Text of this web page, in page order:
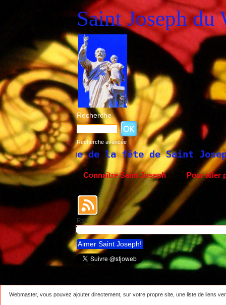
Saint Joseph du
Recherche
Recherche avancée
de la fête de Saint Joseph du
Connaître Saint Joseph Pour aller
Rss
Aimer Saint Joseph!
Webmaster, vous pouvez ajouter directement, sur votre propre site, une liste de liens